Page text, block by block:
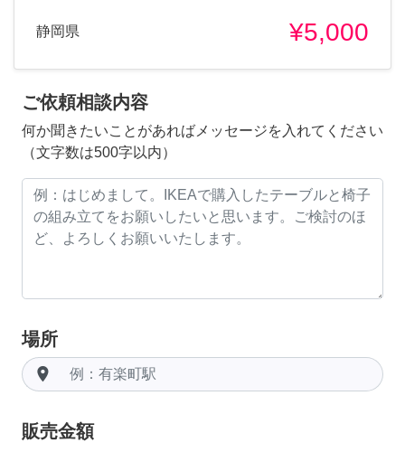
静岡県 ¥5,000
ご依頼相談内容
何か聞きたいことがあればメッセージを入れてください
（文字数は500字以内）
場所
room
販売金額